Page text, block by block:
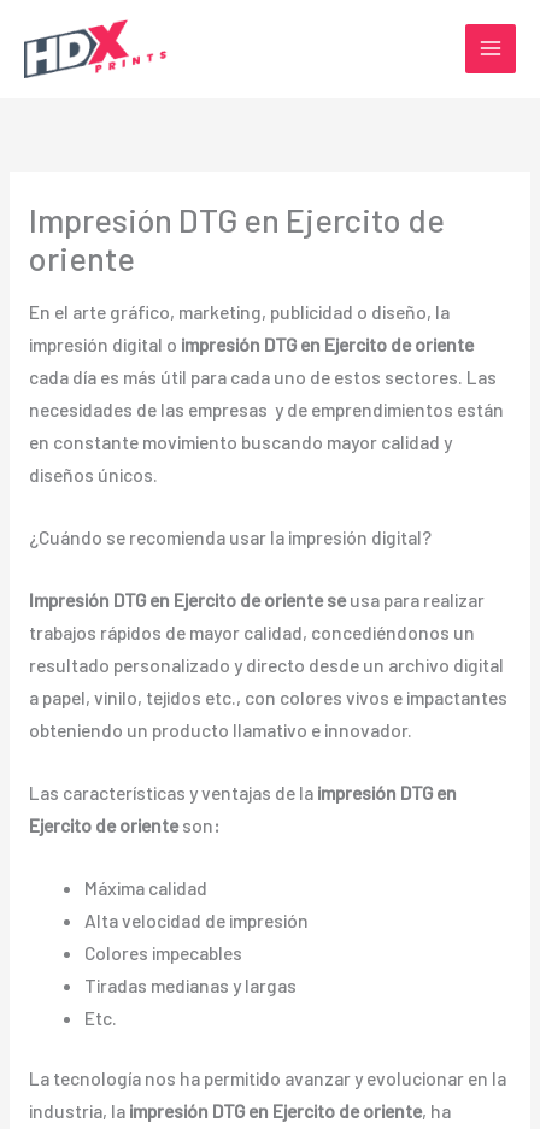
contenido
Impresión DTG en Ejercito de
oriente
En el arte gráfico, marketing, publicidad o diseño, la
impresión digital o impresión DTG en Ejercito de oriente
cada día es más útil para cada uno de estos sectores. Las
necesidades de las empresas y de emprendimientos están
en constante movimiento buscando mayor calidad y
diseños únicos.
¿Cuándo se recomienda usar la impresión digital?
Impresión DTG en Ejercito de oriente seusa para realizar
trabajos rápidos de mayor calidad, concediéndonos un
resultado personalizado y directo desde un archivo digital
a papel, vinilo, tejidos etc., con colores vivos e impactantes
obteniendo un producto llamativo e innovador.
Las características y ventajas de la impresión DTG en
Ejercito de orienteson:
Máxima calidad
Alta velocidad de impresión
Colores impecables
Tiradas medianas y largas
Etc.
La tecnología nos ha permitido avanzar y evolucionar en la
industria, la impresión DTG en Ejercito de oriente, ha